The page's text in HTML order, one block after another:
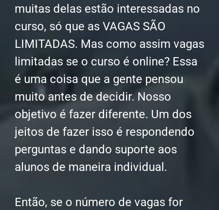
muitas delas estão interessadas no
curso, só que as VAGAS SÃO
LIMITADAS. Mas como assim vagas
limitadas se o curso é online? Essa
é uma coisa que a gente pensou
muito antes de decidir. Nosso
objetivo é fazer diferente. Um dos
jeitos de fazer isso é respondendo
perguntas e dando suporte aos
alunos de maneira individual.
Então, se o número de vagas for